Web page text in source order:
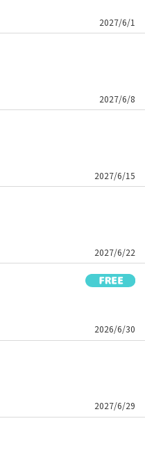
2027/6/1
2027/6/8
2027/6/15
2027/6/22
2026/6/30
2027/6/29